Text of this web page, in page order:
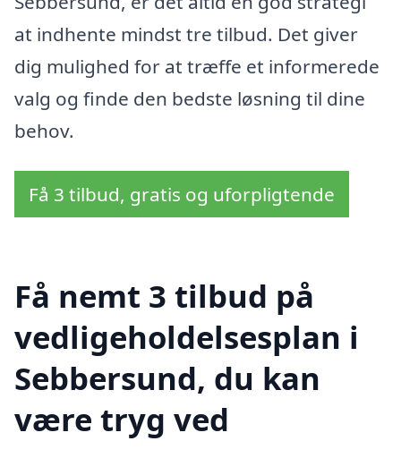
at indhente mindst tre tilbud. Det giver
dig mulighed for at træffe et informerede
valg og finde den bedste løsning til dine
behov.
Få 3 tilbud, gratis og uforpligtende
Få nemt 3 tilbud på
vedligeholdelsesplan i
Sebbersund, du kan
være tryg ved